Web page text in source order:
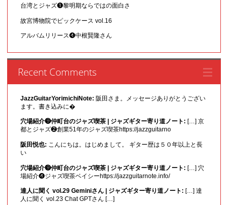
台湾とジャズ❶黎明期ならではの面白さ
故宮博物院でピックケース vol.16
アルバムリリース❹中根賢隆さん
Recent Comments
JazzGuitarYorimichiNote: 阪田さま。メッセージありがとうござい
ます。書き込みに�
穴場紹介❾仲町台のジャズ喫茶 | ジャズギター寄り道ノート: […] 京
都とジャズ❷創業51年のジャズ喫茶https://jazzguitarno
阪田悦也: こんにちは。はじめまして。 ギター歴は５０年以上と長
い
穴場紹介❾仲町台のジャズ喫茶 | ジャズギター寄り道ノート: […] 穴
場紹介❹ジャズ喫茶ベイシーhttps://jazzguitarnote.info/
達人に聞く vol.29 Geminiさん | ジャズギター寄り道ノート: […] 達
人に聞く vol.23 Chat GPTさん […]